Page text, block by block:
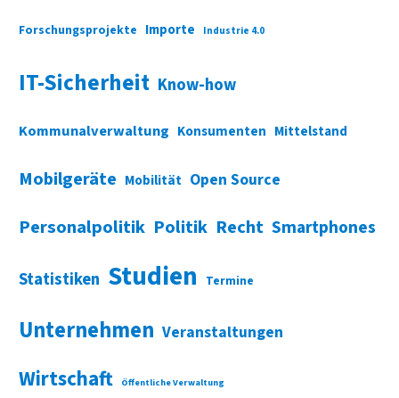
Forschungsprojekte Importe Industrie 4.0
IT-Sicherheit Know-how
Kommunalverwaltung Konsumenten Mittelstand
Mobilgeräte Mobilität Open Source
Personalpolitik Politik Recht Smartphones
Statistiken Studien Termine
Unternehmen Veranstaltungen
Wirtschaft Öffentliche Verwaltung